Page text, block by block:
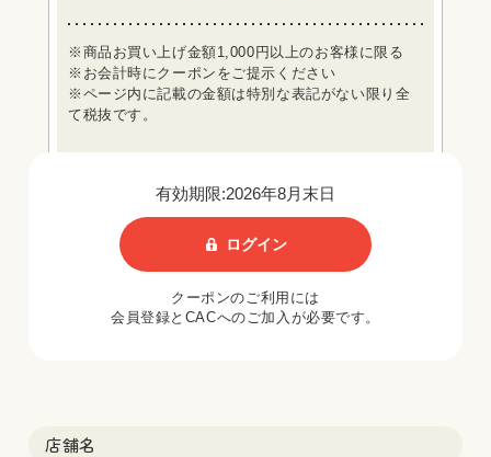
※商品お買い上げ金額1,000円以上のお客様に限る
※お会計時にクーポンをご提示ください
※ページ内に記載の金額は特別な表記がない限り全
て税抜です。
有効期限:2026年8月末日
ログイン
クーポンのご利用には
会員登録とCACへのご加入が必要です。
店舗名